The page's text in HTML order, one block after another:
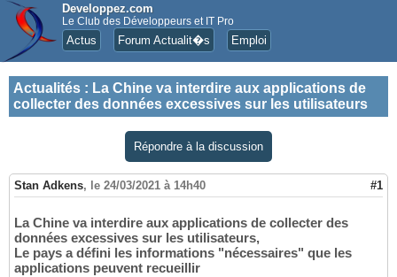
Developpez.com
Le Club des Développeurs et IT Pro
Actus Forum Actualit�s Emploi
Actualités : La Chine va interdire aux applications de
collecter des données excessives sur les utilisateurs
Répondre à la discussion
Stan Adkens, le 24/03/2021 à 14h40 #1
La Chine va interdire aux applications de collecter des
données excessives sur les utilisateurs,
Le pays a défini les informations "nécessaires" que les
applications peuvent recueillir